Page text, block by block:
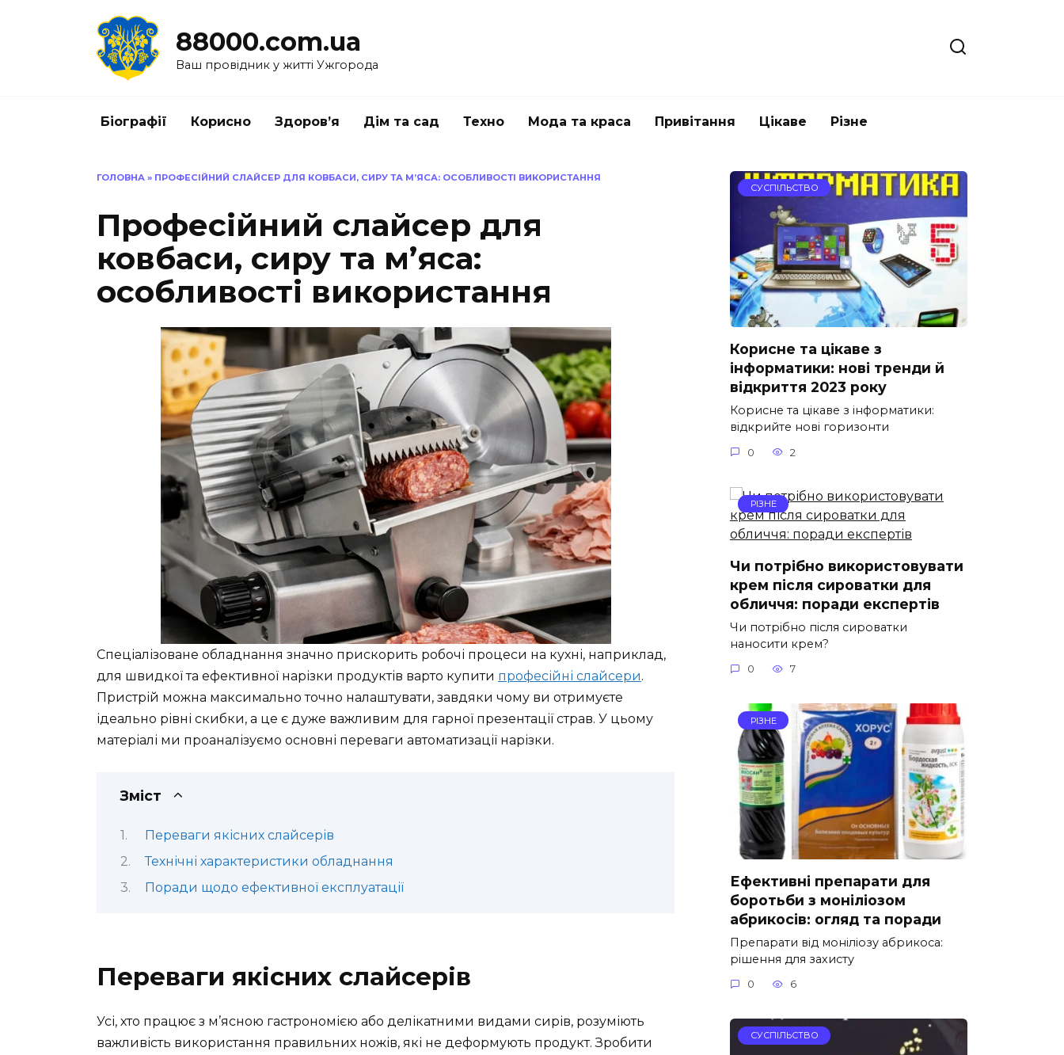
88000.com.ua
Ваш провідник у житті Ужгорода
Біографії Корисно Здоров’я Дім та сад Техно Мода та краса Привітання Цікаве Різне
ГОЛОВНА » ПРОФЕСІЙНИЙ СЛАЙСЕР ДЛЯ КОВБАСИ, СИРУ ТА М’ЯСА: ОСОБЛИВОСТІ ВИКОРИСТАННЯ
Професійний слайсер для
ковбаси, сиру та м’яса:
особливості використання
Спеціалізоване обладнання значно прискорить робочі процеси на кухні, наприклад,
для швидкої та ефективної нарізки продуктів варто купити професійні слайсери.
Пристрій можна максимально точно налаштувати, завдяки чому ви отримуєте
ідеально рівні скибки, а це є дуже важливим для гарної презентації страв. У цьому
матеріалі ми проаналізуємо основні переваги автоматизації нарізки.
Зміст
Переваги якісних слайсерів
Технічні характеристики обладнання
Поради щодо ефективної експлуатації
Переваги якісних слайсерів
Усі, хто працює з м’ясною гастрономією або делікатними видами сирів, розуміють
важливість використання правильних ножів, які не деформують продукт. Зробити
СУСПІЛЬСТВО
Корисне та цікаве з
інформатики: нові тренди й
відкриття 2023 року
Корисне та цікаве з інформатики:
відкрийте нові горизонти
0 2
РІЗНЕ
Чи потрібно використовувати
крем після сироватки для
обличчя: поради експертів
Чи потрібно після сироватки
наносити крем?
0 7
РІЗНЕ
Ефективні препарати для
боротьби з моніліозом
абрикосів: огляд та поради
Препарати від моніліозу абрикоса:
рішення для захисту
0 6
СУСПІЛЬСТВО